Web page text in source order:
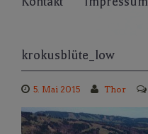
krokusblüte_low
5. Mai 2015 Thor